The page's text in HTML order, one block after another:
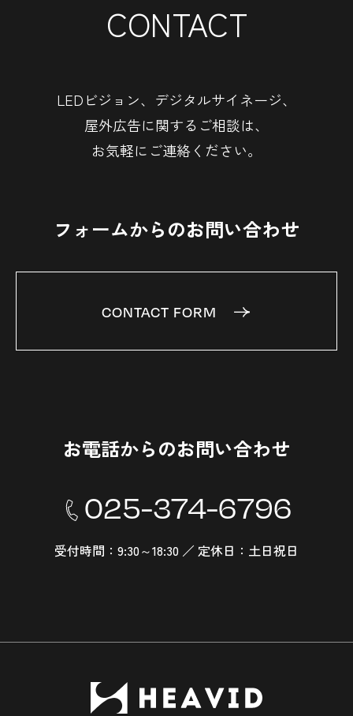
CONTACT
LEDビジョン、デジタルサイネージ、
屋外広告に関するご相談は、
お気軽にご連絡ください。
フォームからのお問い合わせ
CONTACT FORM
お電話からのお問い合わせ
025-374-6796
受付時間：9:30～18:30 ／ 定休日：土日祝日